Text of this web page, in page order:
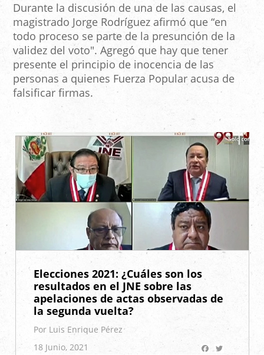
Durante la discusión de una de las causas, el
magistrado Jorge Rodríguez afirmó que “en
todo proceso se parte de la presunción de la
validez del voto". Agregó que hay que tener
presente el principio de inocencia de las
personas a quienes Fuerza Popular acusa de
falsificar firmas.
Elecciones 2021: ¿Cuáles son los
resultados en el JNE sobre las
apelaciones de actas observadas de
la segunda vuelta?
Por Luis Enrique Pérez
18 Junio, 2021
Facebook